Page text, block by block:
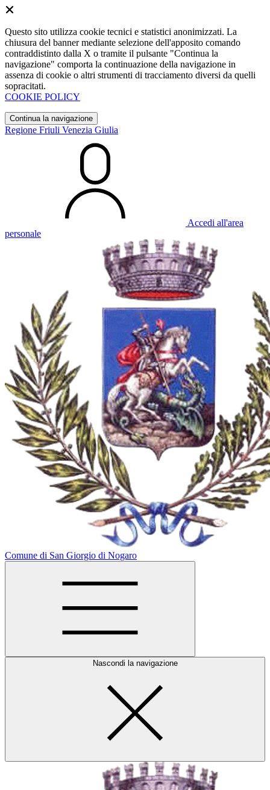
Questo sito utilizza cookie tecnici e statistici anonimizzati. La
chiusura del banner mediante selezione dell'apposito comando
contraddistinto dalla X o tramite il pulsante "Continua la
navigazione" comporta la continuazione della navigazione in
assenza di cookie o altri strumenti di tracciamento diversi da quelli
sopracitati.
COOKIE POLICY
Continua la navigazione
Regione Friuli Venezia Giulia
Accedi all'area
personale
Comune di San Giorgio di Nogaro
Nascondi la navigazione